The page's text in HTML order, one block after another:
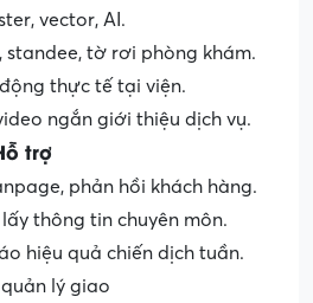
vector, AI.
standee, tờ rơi phòng khám.
thực tế tại viện.
ngắn giới thiệu dịch vụ.
trợ
phản hồi khách hàng.
thông tin chuyên môn.
hiệu quả chiến dịch tuần.
lý giao